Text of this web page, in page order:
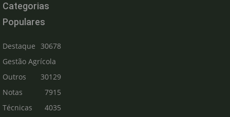
Categorias
Populares
Destaque
30678
Gestão Agrícola
30129
Outros
7915
Notas
Técnicas
4035